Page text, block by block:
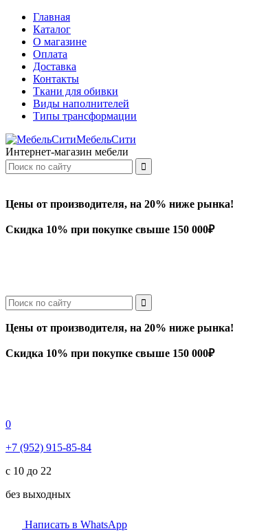
Главная
Каталог
О магазине
Оплата
Доставка
Контакты
Ткани для обивки
Виды наполнителей
Типы трансформации
МебельСити
Интернет-магазин мебели
Цены от производителя, на 20% ниже рынка!
Скидка 10% при покупке свыше 150 000₽
Цены от производителя, на 20% ниже рынка!
Скидка 10% при покупке свыше 150 000₽
0
+7 (952) 915-85-84
с 10 до 22
без выходных
Написать в WhatsApp